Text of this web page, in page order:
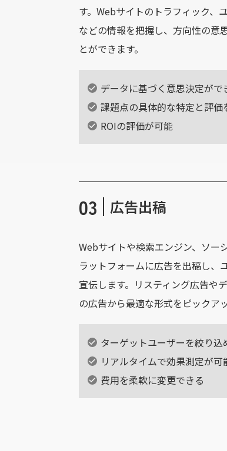
す。Webサイトのトラフィック、
などの情報を把握し、方向性の意
とができます。
データに基づく意思決定がで
課題点の具体的な特定と評価
ROIの評価が可能
03 広告出稿
Webサイトや検索エンジン、ソー
ラットフォームに広告を出稿し、
宣伝します。リスティング広告や
の広告から最適な形式をピックア
ターゲットユーザーを絞り込
リアルタイムで効果測定が可
費用を柔軟に変更できる